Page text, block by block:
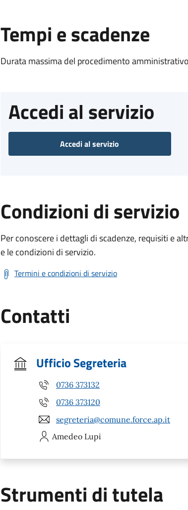
Tempi e scadenze
Durata massima del procedimento
Accedi al servizio
Accedi al servizio
Condizioni di servizio
Per conoscere i dettagli di scadenze, requisiti e
e le condizioni di servizio.
Termini e condizioni di servizio
Contatti
Ufficio Segreteria
0736 373132
0736 373120
segreteria@comune.force.ap.it
Amedeo Lupi
Strumenti di tutela